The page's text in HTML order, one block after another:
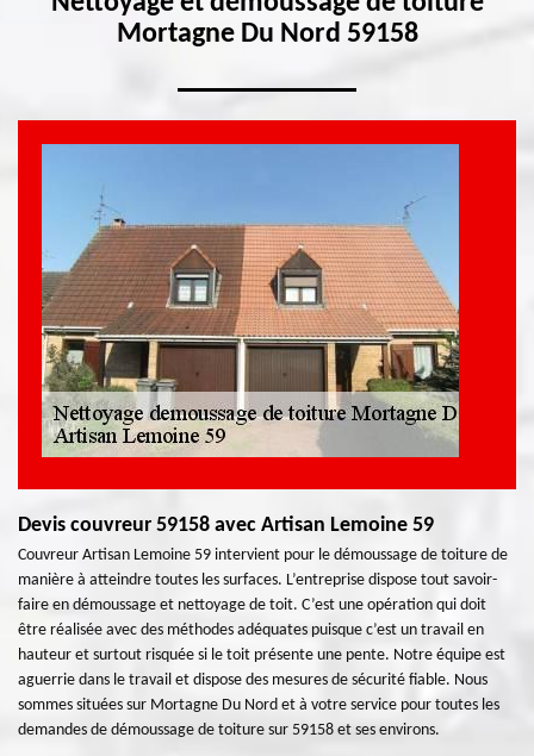
Mortagne Du Nord 59158
Devis couvreur 59158 avec Artisan Lemoine 59
Couvreur Artisan Lemoine 59 intervient pour le démoussage de toiture de
manière à atteindre toutes les surfaces. L’entreprise dispose tout savoir-
faire en démoussage et nettoyage de toit. C’est une opération qui doit
être réalisée avec des méthodes adéquates puisque c’est un travail en
hauteur et surtout risquée si le toit présente une pente. Notre équipe est
aguerrie dans le travail et dispose des mesures de sécurité fiable. Nous
sommes situées sur Mortagne Du Nord et à votre service pour toutes les
demandes de démoussage de toiture sur 59158 et ses environs.